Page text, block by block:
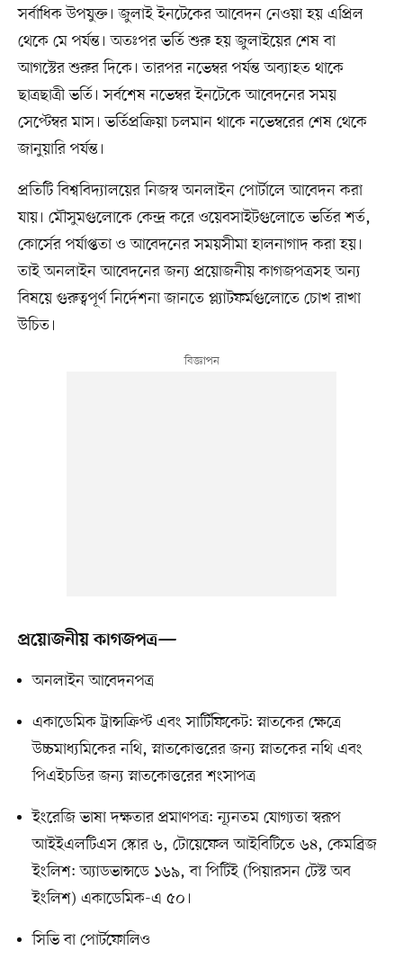
সর্বাধিক উপযুক্ত। জুলাই ইনটেকের আবেদন নেওয়া হয় এপ্রিল
থেকে মে পর্যন্ত। অতঃপর ভর্তি শুরু হয় জুলাইয়ের শেষ বা
আগস্টের শুরুর দিকে। তারপর নভেম্বর পর্যন্ত অব্যাহত থাকে
ছাত্রছাত্রী ভর্তি। সর্বশেষ নভেম্বর ইনটেকে আবেদনের সময়
সেপ্টেম্বর মাস। ভর্তিপ্রক্রিয়া চলমান থাকে নভেম্বরের শেষ থেকে
জানুয়ারি পর্যন্ত।
প্রতিটি বিশ্ববিদ্যালয়ের নিজস্ব অনলাইন পোর্টালে আবেদন করা
যায়। মৌসুমগুলোকে কেন্দ্র করে ওয়েবসাইটগুলোতে ভর্তির শর্ত,
কোর্সের পর্যাপ্ততা ও আবেদনের সময়সীমা হালনাগাদ করা হয়।
তাই অনলাইন আবেদনের জন্য প্রয়োজনীয় কাগজপত্রসহ অন্য
বিষয়ে গুরুত্বপূর্ণ নির্দেশনা জানতে প্ল্যাটফর্মগুলোতে চোখ রাখা
উচিত।
প্রয়োজনীয় কাগজপত্র—
অনলাইন আবেদনপত্র
একাডেমিক ট্রান্সক্রিপ্ট এবং সার্টিফিকেট: স্নাতকের ক্ষেত্রে
উচ্চমাধ্যমিকের নথি, স্নাতকোত্তরের জন্য স্নাতকের নথি এবং
পিএইচডির জন্য স্নাতকোত্তরের শংসাপত্র
ইংরেজি ভাষা দক্ষতার প্রমাণপত্র: ন্যূনতম যোগ্যতা স্বরূপ
আইইএলটিএস স্কোর ৬, টোয়েফেল আইবিটিতে ৬৪, কেমব্রিজ
ইংলিশ: অ্যাডভান্সডে ১৬৯, বা পিটিই (পিয়ারসন টেস্ট অব
ইংলিশ) একাডেমিক-এ ৫০।
সিভি বা পোর্টফোলিও